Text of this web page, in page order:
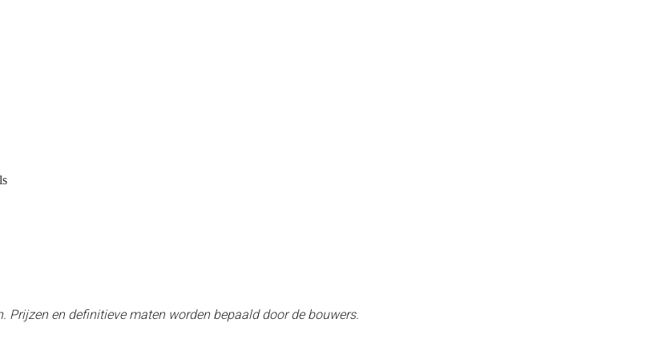
en definitieve maten worden bepaald door de bouwers.